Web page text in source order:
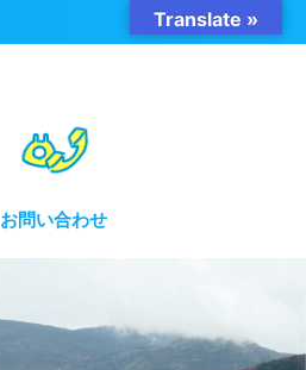
お問い合わせ
Translate »